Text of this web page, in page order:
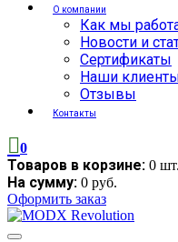
О компании
Как мы
Новости и
Сертификаты
Наши
Отзывы
Контакты
0
Товаров в корзине: 0 шт.
На сумму: 0 руб.
Оформить заказ